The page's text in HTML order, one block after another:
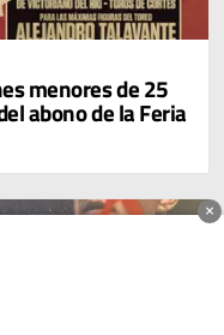
menores de 25
abono de la Feria
×